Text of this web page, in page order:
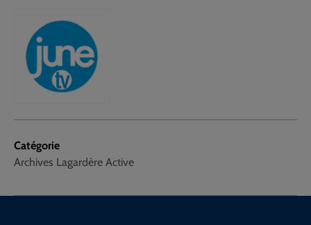
Catégorie
Archives Lagardère Active